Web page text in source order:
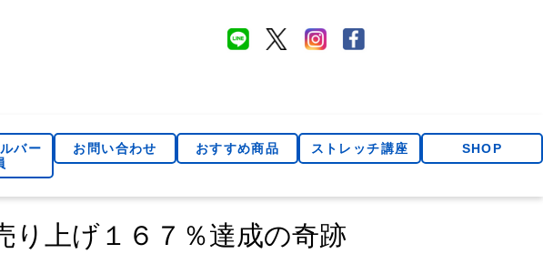
バー
お問い合わせ おすすめ商品 ストレッチ講座 SHOP
り上げ１６７％達成の奇跡